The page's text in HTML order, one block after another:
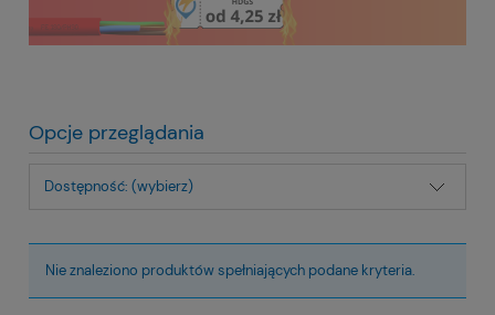
Opcje przeglądania
Dostępność: (wybierz)
Nie znaleziono produktów spełniających podane kryteria.